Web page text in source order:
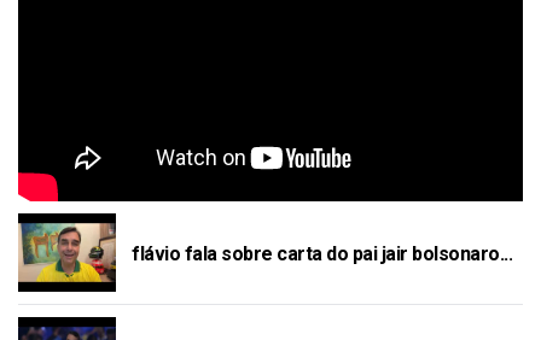
flávio fala sobre carta do pai jair bolsonaro...